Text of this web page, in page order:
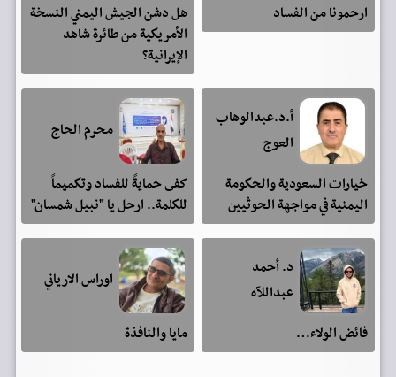
ارحمونا من الفساد
هل دشن الجيش اليمني النسخة
الأمريكية من طائرة شاهد
الإيرانية؟
أ.د.عبدالوهاب
العوج
خيارات السعودية والحكومة
اليمنية في مواجهة الحوثيين
محرم الحاج
كفى حمايةً للفساد وتكميماً
للكلمة.. ارحل يا "نبيل شمسان"
د. أحمد
عبداللآه
فائض الولاء…
اوراس الارياني
مايا والنافذة